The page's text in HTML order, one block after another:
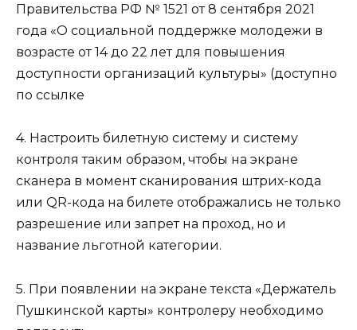
Правительства РФ № 1521 от 8 сентября 2021
года «О социальной поддержке молодежи в
возрасте от 14 до 22 лет для повышения
доступности организаций культуры» (доступно
по ссылке
4. Настроить билетную систему и систему
контроля таким образом, чтобы на экране
сканера в момент сканирования штрих-кода
или QR-кода на билете отображались не только
разрешение или запрет на проход, но и
название льготной категории.
5. При появлении на экране текста «Держатель
Пушкинской карты» контролеру необходимо